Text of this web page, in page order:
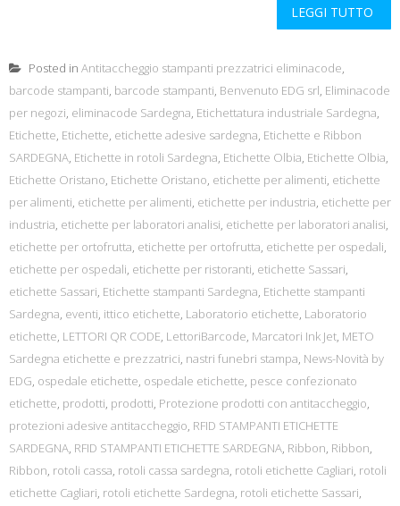
LEGGI TUTTO
Posted in Antitaccheggio stampanti prezzatrici eliminacode,
barcode stampanti, barcode stampanti, Benvenuto EDG srl, Eliminacode
per negozi, eliminacode Sardegna, Etichettatura industriale Sardegna,
Etichette, Etichette, etichette adesive sardegna, Etichette e Ribbon
SARDEGNA, Etichette in rotoli Sardegna, Etichette Olbia, Etichette Olbia,
Etichette Oristano, Etichette Oristano, etichette per alimenti, etichette
per alimenti, etichette per alimenti, etichette per industria, etichette per
industria, etichette per laboratori analisi, etichette per laboratori analisi,
etichette per ortofrutta, etichette per ortofrutta, etichette per ospedali,
etichette per ospedali, etichette per ristoranti, etichette Sassari,
etichette Sassari, Etichette stampanti Sardegna, Etichette stampanti
Sardegna, eventi, ittico etichette, Laboratorio etichette, Laboratorio
etichette, LETTORI QR CODE, LettoriBarcode, Marcatori Ink Jet, METO
Sardegna etichette e prezzatrici, nastri funebri stampa, News-Novità by
EDG, ospedale etichette, ospedale etichette, pesce confezionato
etichette, prodotti, prodotti, Protezione prodotti con antitaccheggio,
protezioni adesive antitaccheggio, RFID STAMPANTI ETICHETTE
SARDEGNA, RFID STAMPANTI ETICHETTE SARDEGNA, Ribbon, Ribbon,
Ribbon, rotoli cassa, rotoli cassa sardegna, rotoli etichette Cagliari, rotoli
etichette Cagliari, rotoli etichette Sardegna, rotoli etichette Sassari,